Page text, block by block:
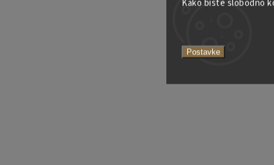
Kako biste slobodno
Postavke